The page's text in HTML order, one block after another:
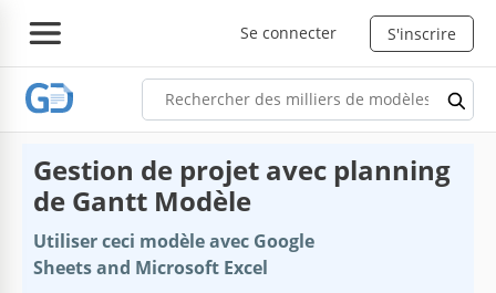
Se connecter S'inscrire
Gestion de projet avec planning
de Gantt Modèle
Utiliser ceci modèle avec Google
Sheets and Microsoft Excel